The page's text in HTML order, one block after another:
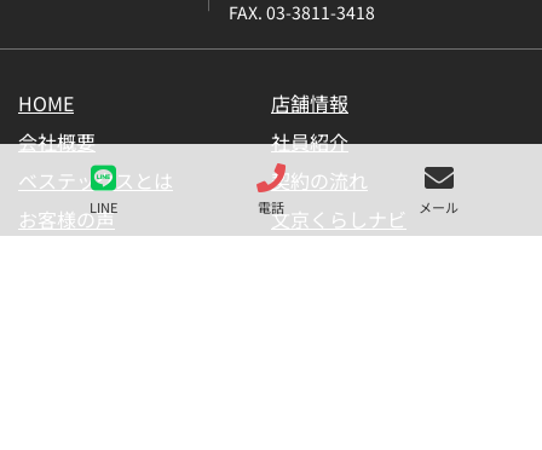
LINE 電話 メール
FAX. 03-3811-3418
HOME
店舗情報
会社概要
社員紹介
ベステックスとは
契約の流れ
お客様の声
文京くらしナビ